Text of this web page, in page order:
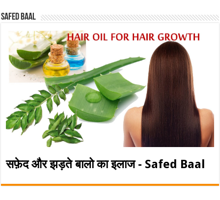
Safed baal
सफ़ेद और झड़ते बालो का इलाज - Safed Baal